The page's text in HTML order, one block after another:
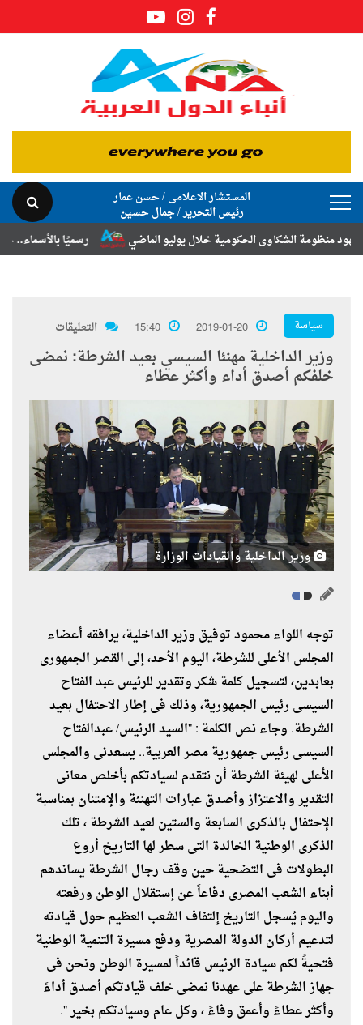
المستشار الاعلامى / حسن عمار
رئيس التحرير / جمال حسين
رسميًا بالأسماء.. حركة
الشكاوى الحكومية خلال يوليو الماضي
سياسة 2019-01-20
15:40 التعليقات
وزير الداخلية مهنئا السيسي بعيد الشرطة: نمضى
خلفكم أصدق أداء وأكثر عطاء
وزير الداخلية والقيادات الوزارة
توجه اللواء محمود توفيق وزير الداخلية، يرافقه أعضاء
المجلس الأعلى للشرطة، اليوم الأحد، إلى القصر الجمهورى
بعابدين، لتسجيل كلمة شكر وتقدير للرئيس عبد الفتاح
السيسى رئيس الجمهورية، وذلك فى إطار الاحتفال بعيد
الشرطة. وجاء نص الكلمة : "السيد الرئيس/ عبدالفتاح
السيسى رئيس جمهورية مصر العربية.. يسعدنى والمجلس
الأعلى لهيئة الشرطة أن نتقدم لسيادتكم بأخلص معانى
التقدير والاعتزاز وأصدق عبارات التهنئة والإمتنان بمناسبة
الإحتفال بالذكرى السابعة والستين لعيد الشرطة ، تلك
الذكرى الوطنية الخالدة التى سطر لها التاريخ أروع
البطولات فى التضحية حين وقف رجال الشرطة يساندهم
أبناء الشعب المصرى دفاعاً عن إستقلال الوطن ورفعته
واليوم يُسجل التاريخ إلتفاف الشعب العظيم حول قيادته
لتدعيم أركان الدولة المصرية ودفع مسيرة التنمية الوطنية
فتحيةً لكم سيادة الرئيس قائداً لمسيرة الوطن ونحن فى
جهاز الشرطة على عهدنا نمضى خلف قيادتكم أصدق أداءً
وأكثر عطاءً وأعمق وفاءً ، وكل عام وسيادتكم بخير ".